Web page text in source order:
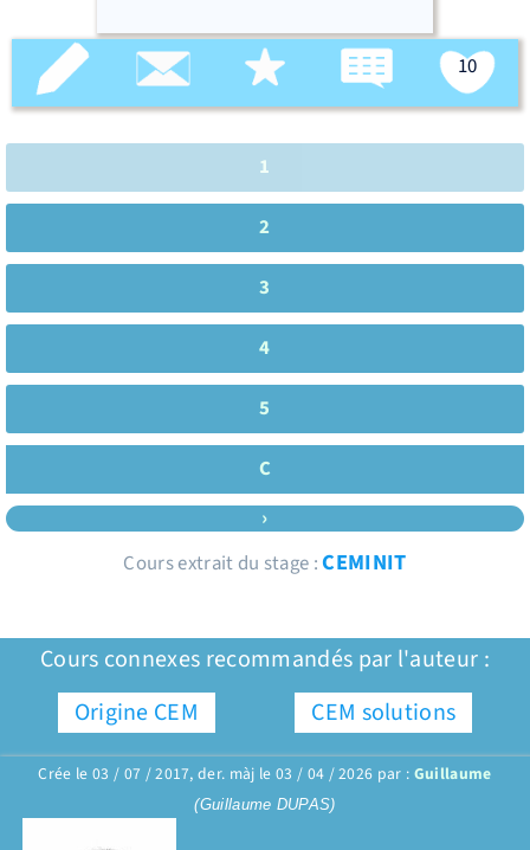
10
1
2
3
4
5
C
›
Cours extrait du stage :CEMINIT
Cours connexes recommandés par l'auteur :
Origine CEM
CEM solutions
Crée le 03 / 07 / 2017, der. màj le 03 / 04 / 2026 par : Guillaume
(Guillaume DUPAS)